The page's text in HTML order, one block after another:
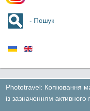
- Пошук
Phototravel: Копіювання
із зазначенням